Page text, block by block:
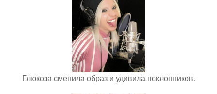
Глюкоза сменила образ и удивила поклонников.